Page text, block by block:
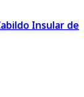
Insular de